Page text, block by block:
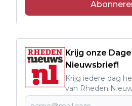
Krijg onze
Nieuwsbrief!
Krijg iedere dag
van Rheden